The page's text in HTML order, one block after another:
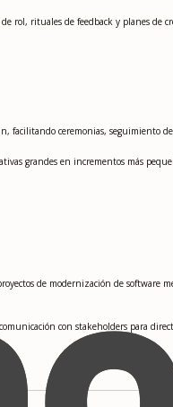
rol, rituales de feedback y planes de
facilitando ceremonias, seguimiento
grandes en incrementos más
de modernización de software
con stakeholders para